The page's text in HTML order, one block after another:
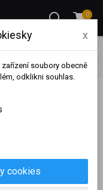
0
Tepláky
Nebbia
pasem 408
x
soubory obecně
odklikni souhlas.
cookies